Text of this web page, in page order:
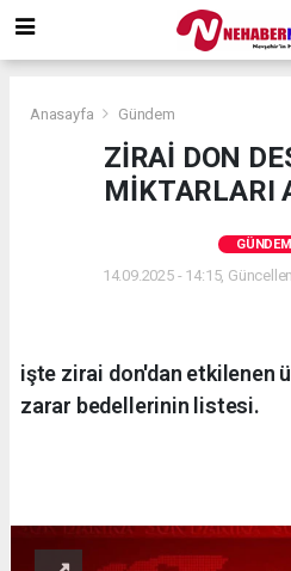
Anasayfa Gündem
ZİRAİ DON
MİKTARLARI
GÜNDEM
14.09.2025 - 14:15,
işte zirai don'dan etkilenen
zarar bedellerinin listesi.